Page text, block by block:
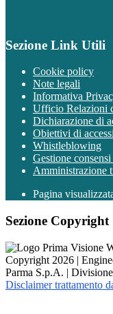
Sezione Link Utili
Cookie policy
Note legali
Informativa
Ufficio Relazioni
Dichiarazione di
Obiettivi di
Whistleblowing
Gestione
Amministrazione
Pagina
Sezione Copyright
Copyright 2026 |
Parma S.p.A. |
Disclaimer trattamento